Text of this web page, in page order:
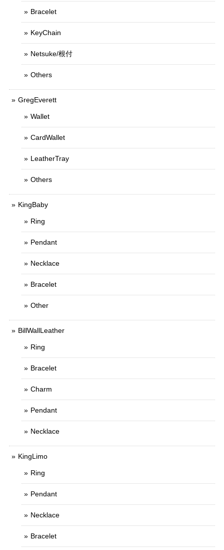
Bracelet
KeyChain
Netsuke/根付
Others
GregEverett
Wallet
CardWallet
LeatherTray
Others
KingBaby
Ring
Pendant
Necklace
Bracelet
Other
BillWallLeather
Ring
Bracelet
Charm
Pendant
Necklace
KingLimo
Ring
Pendant
Necklace
Bracelet